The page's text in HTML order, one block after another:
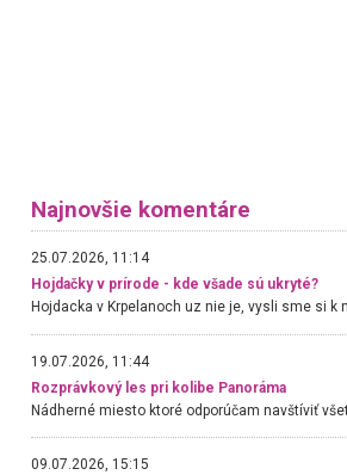
Najnovšie komentáre
25.07.2026, 11:14
Hojdačky v prírode - kde všade sú ukryté?
19.07.2026, 11:44
Rozprávkový les pri kolibe Panoráma
09.07.2026, 15:15